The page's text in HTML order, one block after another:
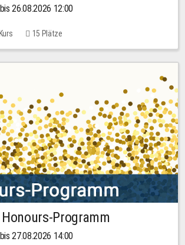
26.08.2026 12:00
15 Plätze
Programm
27.08.2026 14:00